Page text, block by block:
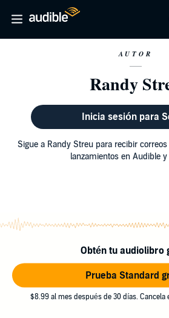
AUTOR
Randy
Inicia sesión para
Sigue a Randy Streu para recibir
lanzamientos en Audible
Obtén tu audiolibro
Prueba Standard
$8.99 al mes después de 30 días. Cancela